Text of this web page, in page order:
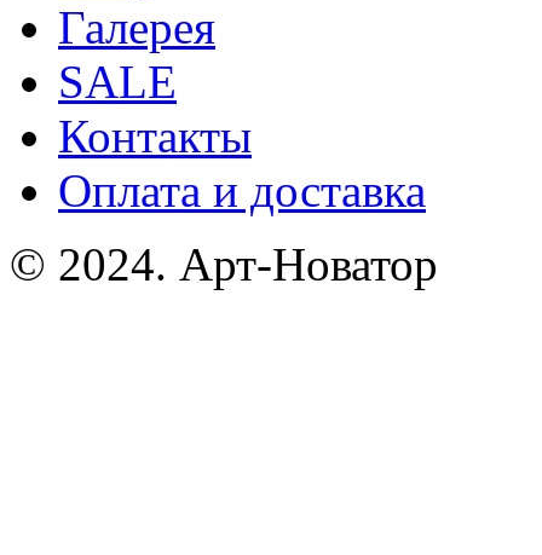
Галерея
SALE
Контакты
Оплата и доставка
© 2024. Арт-Новатор